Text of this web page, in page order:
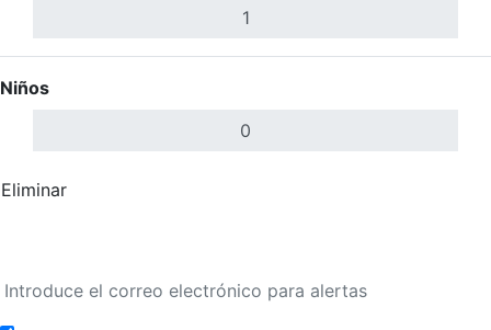
Niños
Eliminar